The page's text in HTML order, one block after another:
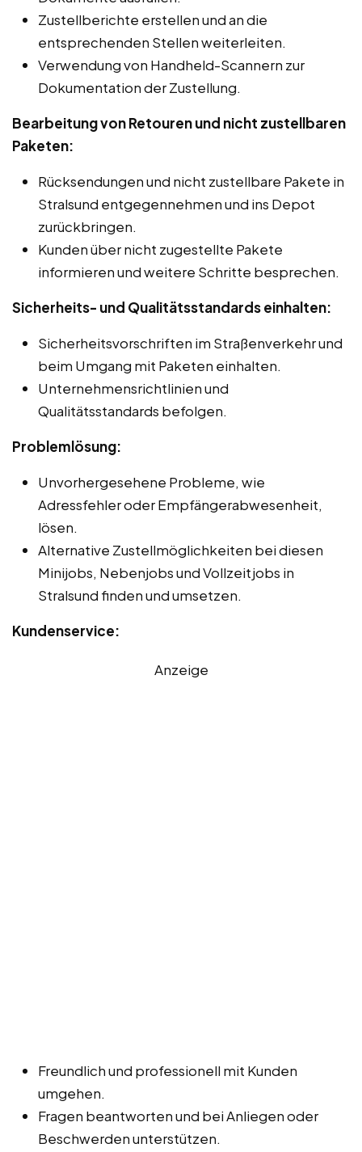
Zustellberichte erstellen und an die
entsprechenden Stellen weiterleiten.
Verwendung von Handheld-Scannern zur
Dokumentation der Zustellung.
Bearbeitung von Retouren und nicht zustellbaren
Paketen:
Rücksendungen und nicht zustellbare Pakete in
Stralsund entgegennehmen und ins Depot
zurückbringen.
Kunden über nicht zugestellte Pakete
informieren und weitere Schritte besprechen.
Sicherheits- und Qualitätsstandards einhalten:
Sicherheitsvorschriften im Straßenverkehr und
beim Umgang mit Paketen einhalten.
Unternehmensrichtlinien und
Qualitätsstandards befolgen.
Problemlösung:
Unvorhergesehene Probleme, wie
Adressfehler oder Empfängerabwesenheit,
lösen.
Alternative Zustellmöglichkeiten bei diesen
Minijobs, Nebenjobs und Vollzeitjobs in
Stralsund finden und umsetzen.
Kundenservice:
Anzeige
Freundlich und professionell mit Kunden
umgehen.
Fragen beantworten und bei Anliegen oder
Beschwerden unterstützen.